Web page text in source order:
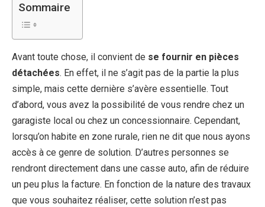
Sommaire
Avant toute chose, il convient de se fournir en pièces
détachées. En effet, il ne s’agit pas de la partie la plus
simple, mais cette dernière s’avère essentielle. Tout
d’abord, vous avez la possibilité de vous rendre chez un
garagiste local ou chez un concessionnaire. Cependant,
lorsqu’on habite en zone rurale, rien ne dit que nous ayons
accès à ce genre de solution. D’autres personnes se
rendront directement dans une casse auto, afin de réduire
un peu plus la facture. En fonction de la nature des travaux
que vous souhaitez réaliser, cette solution n’est pas